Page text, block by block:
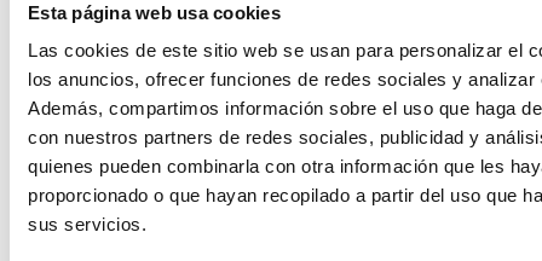
Esta página web usa cookies
Las cookies de este sitio web se usan para personalizar el
los anuncios, ofrecer funciones de redes sociales y analizar
Además, compartimos información sobre el uso que haga
con nuestros partners de redes sociales, publicidad y
quienes pueden combinarla con otra información que les
proporcionado o que hayan recopilado a partir del uso que
sus servicios.
está transformando la experiencia del usuario en los
monovolúmenes. Sistemas de infoentretenimiento y
conectividad a internet se están convirtiendo en
características estándar, mejorando la comodidad y la
seguridad durante la conducción.
Nuevos desafíos y oportunidades
La industria de la automoción enfrenta desafíos
constantes, como la competencia creciente y las